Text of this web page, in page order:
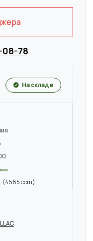
08-78
На складе
(4565 ccm)